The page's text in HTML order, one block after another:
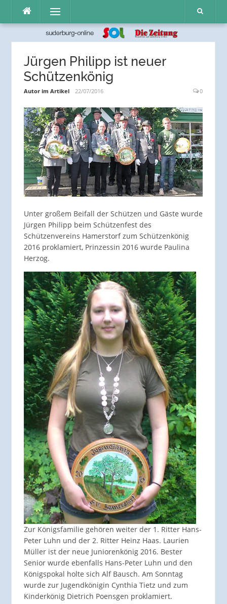
Inhalt
Menü
Jürgen Philipp ist neuer
Schützenkönig
Autor im Artikel 22/07/2016 0
Unter großem Beifall der Schützen und Gäste wurde
Jürgen Philipp beim Schützenfest des
Schützenvereins Hamerstorf zum Schützenkönig
2016 proklamiert, Prinzessin 2016 wurde Paulina
Herzog.
Zur Königsfamilie gehören weiter der 1. Ritter Hans-
Peter Luhn und der 2. Ritter Heinz Haas. Laurien
Müller ist der neue Juniorenkönig 2016. Bester
Senior wurde ebenfalls Hans-Peter Luhn und den
Königspokal holte sich Alf Bausch. Am Sonntag
wurde zur Jugendkönigin Cynthia Tietz und zum
Kinderkönig Dietrich Poensgen proklamiert.